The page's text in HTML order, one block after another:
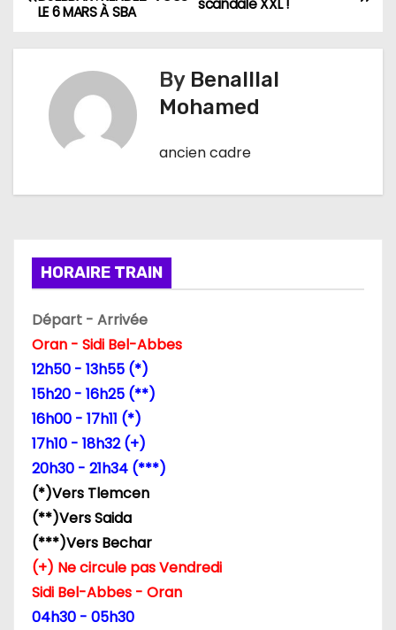
a
o
n
d
e
a
r
t
scandale XXL !
LE 6 MARS À SBA
By Benalllal
Mohamed
ancien cadre
HORAIRE TRAIN
Départ - Arrivée
Oran - Sidi Bel-Abbes
12h50 - 13h55 (*)
15h20 - 16h25 (**)
16h00 - 17h11 (*)
17h10 - 18h32 (+)
20h30 - 21h34 (***)
(*)Vers Tlemcen
(**)Vers Saida
(***)Vers Bechar
(+) Ne circule pas Vendredi
Sidi Bel-Abbes - Oran
04h30 - 05h30